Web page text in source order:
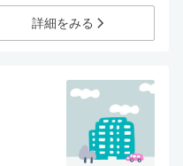
詳細をみる